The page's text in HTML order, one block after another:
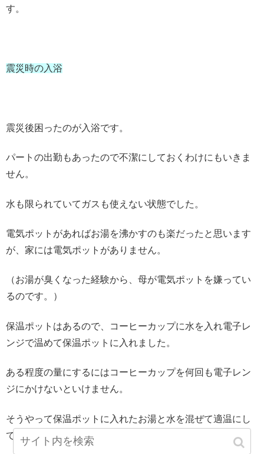
す。
震災時の入浴
震災後困ったのが入浴です。
パートの出勤もあったので不潔にしておくわけにもいきま
せん。
水も限られていてガスも使えない状態でした。
電気ポットがあればお湯を沸かすのも楽だったと思います
が、家には電気ポットがありません。
（お湯が臭くなった経験から、母が電気ポットを嫌ってい
るのです。）
保温ポットはあるので、コーヒーカップに水を入れ電子レ
ンジで温めて保温ポットに入れました。
ある程度の量にするにはコーヒーカップを何回も電子レン
ジにかけないといけません。
そうやって保温ポットに入れたお湯と水を混ぜて適温にし
て、髪と体を洗いました。